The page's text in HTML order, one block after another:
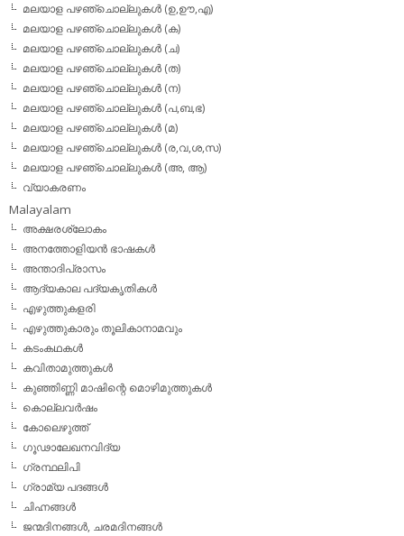
മലയാള പഴഞ്ചൊല്ലുകള്‍ (ഉ,ഊ,എ)
മലയാള പഴഞ്ചൊല്ലുകള്‍ (ക)
മലയാള പഴഞ്ചൊല്ലുകള്‍ (ച)
മലയാള പഴഞ്ചൊല്ലുകള്‍ (ത)
മലയാള പഴഞ്ചൊല്ലുകള്‍ (ന)
മലയാള പഴഞ്ചൊല്ലുകള്‍ (പ,ബ,ഭ)
മലയാള പഴഞ്ചൊല്ലുകള്‍ (മ)
മലയാള പഴഞ്ചൊല്ലുകള്‍ (ര,വ,ശ,സ)
മലയാള പഴഞ്ചൊല്ലുകൾ (അ, ആ)
വ്യാകരണം
Malayalam
അക്ഷരശ്ലോകം
അനത്തോളിയന്‍ ഭാഷകള്‍
അന്താദിപ്രാസം
ആദ്യകാല പദ്യകൃതികള്‍
എഴുത്തുകളരി
എഴുത്തുകാരും തൂലികാനാമവും
കടംകഥകള്‍
കവിതാമുത്തുകള്‍
കുഞ്ഞിണ്ണി മാഷിന്റെ മൊഴിമുത്തുകള്‍
കൊല്ലവര്‍ഷം
കോലെഴുത്ത്
ഗൂഢാലേഖനവിദ്യ
ഗ്രന്ഥലിപി
ഗ്രാമ്യ പദങ്ങള്‍
ചിഹ്നങ്ങള്‍
ജന്മദിനങ്ങള്‍, ചരമദിനങ്ങള്‍